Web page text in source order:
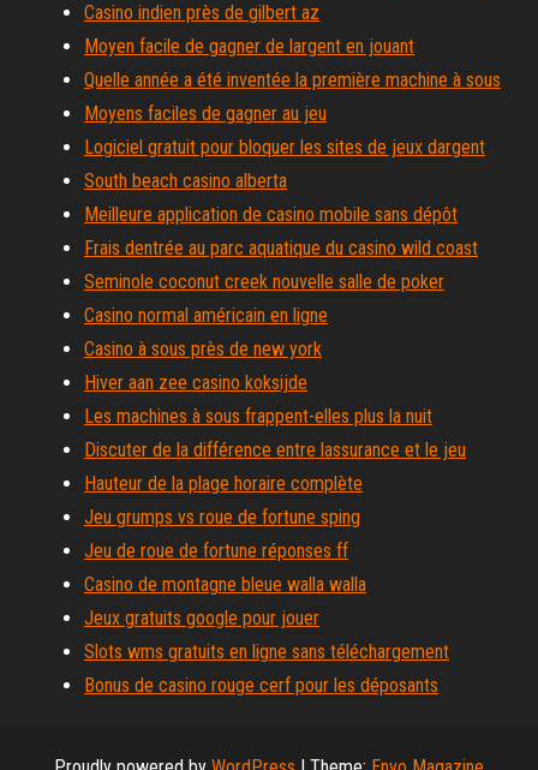
Casino indien près de gilbert az
Moyen facile de gagner de largent en jouant
Quelle année a été inventée la première machine à sous
Moyens faciles de gagner au jeu
Logiciel gratuit pour bloquer les sites de jeux dargent
South beach casino alberta
Meilleure application de casino mobile sans dépôt
Frais dentrée au parc aquatique du casino wild coast
Seminole coconut creek nouvelle salle de poker
Casino normal américain en ligne
Casino à sous près de new york
Hiver aan zee casino koksijde
Les machines à sous frappent-elles plus la nuit
Discuter de la différence entre lassurance et le jeu
Hauteur de la plage horaire complète
Jeu grumps vs roue de fortune sping
Jeu de roue de fortune réponses ff
Casino de montagne bleue walla walla
Jeux gratuits google pour jouer
Slots wms gratuits en ligne sans téléchargement
Bonus de casino rouge cerf pour les déposants